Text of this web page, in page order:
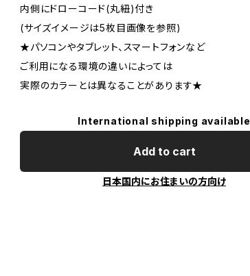
内側にドローコード(丸紐)付き
(サイズイメージは5枚目画像を参照)
★パソコンやタブレット、スマートフォンなど
ご利用になる環境の違いによっては
実際のカラーとは異なることがあります★
International shipping available
Add to cart
日本国内にお住まいの方向け